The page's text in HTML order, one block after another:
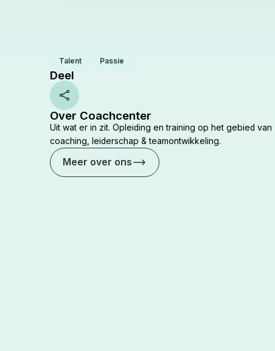
Talent Passie
Deel
Share
Over Coachcenter
Uit wat er in zit. Opleiding en training op het gebied van
coaching, leiderschap & teamontwikkeling.
Meer over ons